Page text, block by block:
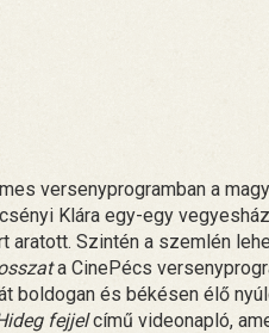
versenyprogramban a
Klára egy-egy
aratott. Szintén a szemlén
a CinePécs
boldogan és békésen élő
fejjelcímű videonapló,